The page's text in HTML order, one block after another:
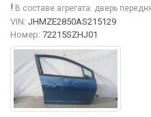
! В составе агрегата: дверь
VIN: JHMZE2850AS215129
Номер: 72215SZHJ01